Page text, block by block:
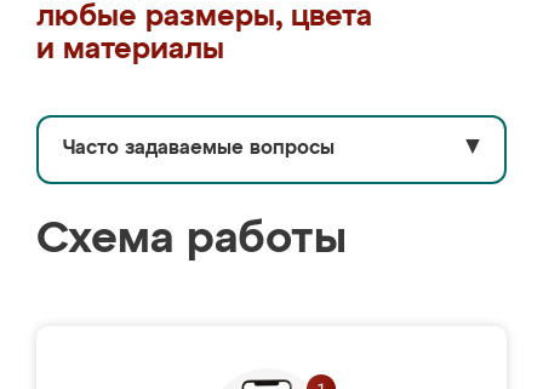
любые размеры, цвета
и материалы
Часто задаваемые вопросы ▼
Схема работы